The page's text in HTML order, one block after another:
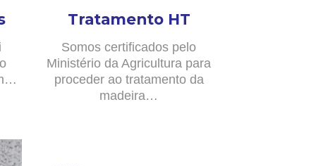
Tratamento HT
Somos certificados pelo
Ministério da Agricultura para
proceder ao tratamento da
madeira…